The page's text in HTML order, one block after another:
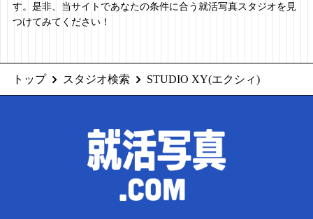
す。是非、当サイトであなたの条件に合う就活写真スタジオを見
つけてみてください！
トップ スタジオ検索 STUDIO XY(エクシィ)